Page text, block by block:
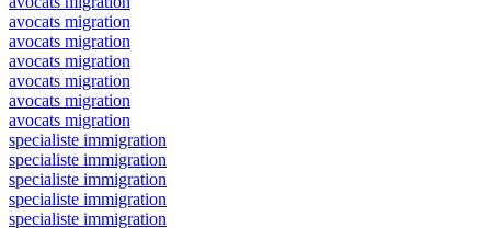
avocats migration
avocats migration
avocats migration
avocats migration
avocats migration
avocats migration
specialiste immigration
specialiste immigration
specialiste immigration
specialiste immigration
specialiste immigration